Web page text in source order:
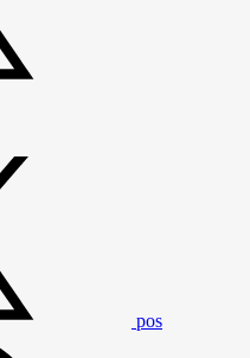
pos